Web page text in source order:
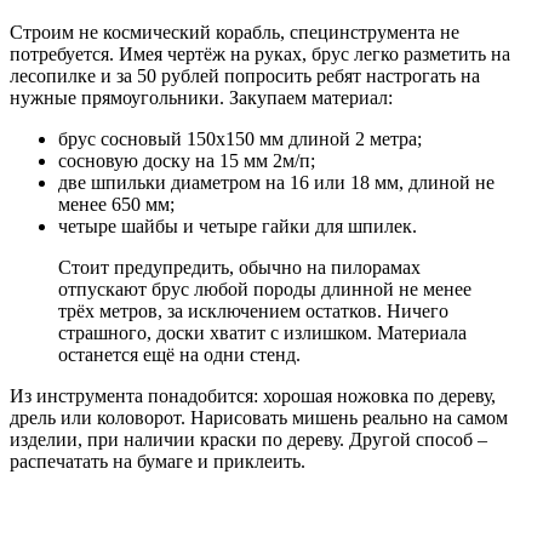
Строим не космический корабль, специнструмента не
потребуется. Имея чертёж на руках, брус легко разметить на
лесопилке и за 50 рублей попросить ребят настрогать на
нужные прямоугольники. Закупаем материал:
брус сосновый 150х150 мм длиной 2 метра;
сосновую доску на 15 мм 2м/п;
две шпильки диаметром на 16 или 18 мм, длиной не
менее 650 мм;
четыре шайбы и четыре гайки для шпилек.
Стоит предупредить, обычно на пилорамах
отпускают брус любой породы длинной не менее
трёх метров, за исключением остатков. Ничего
страшного, доски хватит с излишком. Материала
останется ещё на одни стенд.
Из инструмента понадобится: хорошая ножовка по дереву,
дрель или коловорот. Нарисовать мишень реально на самом
изделии, при наличии краски по дереву. Другой способ –
распечатать на бумаге и приклеить.